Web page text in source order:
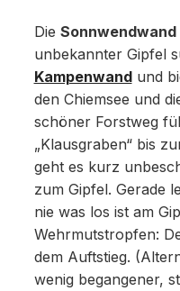
Die Sonnwendwand
unbekannter Gipfel
Kampenwandund
den Chiemsee und
schöner Forstweg
„Klausgraben“ bis
geht es kurz
zum Gipfel. Gerade
nie was los ist am
Wehrmutstropfen:
dem Auftstieg.
wenig begangener,